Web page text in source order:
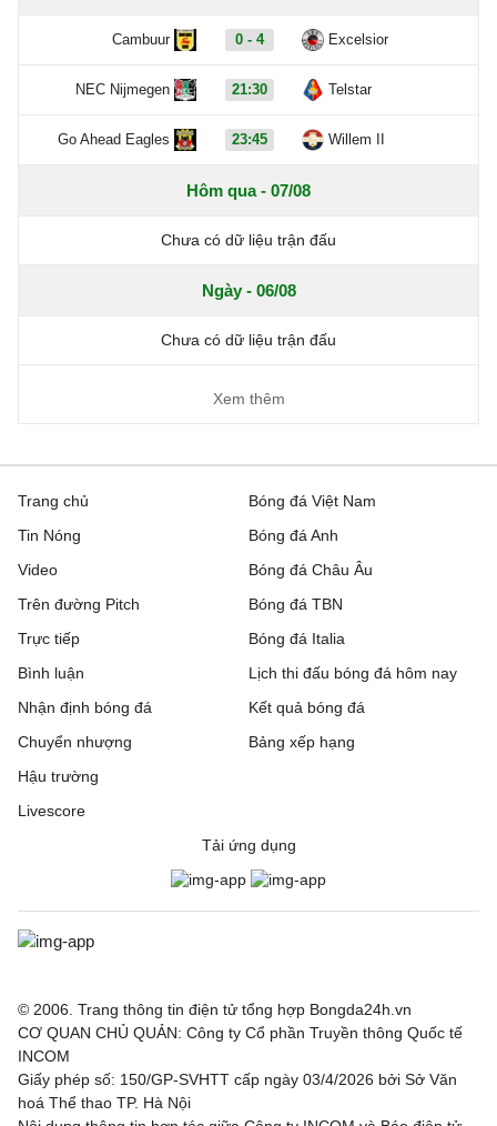
Cambuur 0 - 4 Excelsior
NEC Nijmegen 21:30 Telstar
Go Ahead Eagles 23:45 Willem II
Hôm qua - 07/08
Chưa có dữ liệu trận đấu
Ngày - 06/08
Chưa có dữ liệu trận đấu
Xem thêm
Trang chủ
Tin Nóng
Video
Trên đường Pitch
Trực tiếp
Bóng đá Việt Nam
Bóng đá Anh
Bóng đá Châu Âu
Bóng đá TBN
Bóng đá Italia
Bình luận
Nhận định bóng đá
Chuyển nhượng
Hậu trường
Livescore
Lịch thi đấu bóng đá hôm nay
Kết quả bóng đá
Bảng xếp hạng
Tải ứng dụng
© 2006. Trang thông tin điện tử tổng hợp Bongda24h.vn
CƠ QUAN CHỦ QUẢN: Công ty Cổ phần Truyền thông Quốc tế
INCOM
Giấy phép số: 150/GP-SVHTT cấp ngày 03/4/2026 bởi Sở Văn
hoá Thể thao TP. Hà Nội